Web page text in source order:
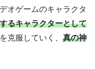
オゲームのキャラクタ
るキャラクターとして
克服していく、 真の神